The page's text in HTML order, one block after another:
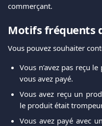
commerçant.
Motifs fréquents
Vous pouvez souhaiter
Vous n’avez pas reçu
vous avez payé.
Vous avez reçu un
le produit était
Vous avez payé avec